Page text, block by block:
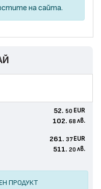
на сайта.
52. 50 EUR
102. 68 лв.
261. 37 EUR
511. 20 лв.
ПРОДУКТ